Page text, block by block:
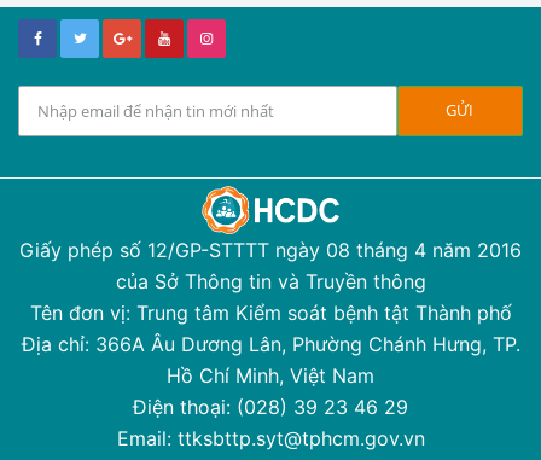
Giấy phép số 12/GP-STTTT ngày 08 tháng 4 năm 2016
của Sở Thông tin và Truyền thông
Tên đơn vị: Trung tâm Kiểm soát bệnh tật Thành phố
Địa chỉ: 366A Âu Dương Lân, Phường Chánh Hưng, TP.
Hồ Chí Minh, Việt Nam
Điện thoại: (028) 39 23 46 29
Email: ttksbttp.syt@tphcm.gov.vn